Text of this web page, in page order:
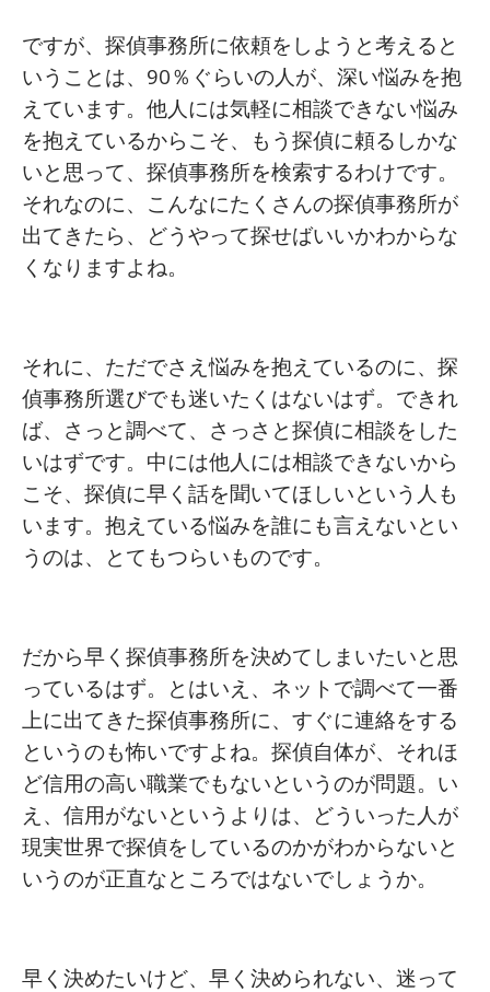
ですが、探偵事務所に依頼をしようと考えると
いうことは、90％ぐらいの人が、深い悩みを抱
えています。他人には気軽に相談できない悩み
を抱えているからこそ、もう探偵に頼るしかな
いと思って、探偵事務所を検索するわけです。
それなのに、こんなにたくさんの探偵事務所が
出てきたら、どうやって探せばいいかわからな
くなりますよね。
それに、ただでさえ悩みを抱えているのに、探
偵事務所選びでも迷いたくはないはず。できれ
ば、さっと調べて、さっさと探偵に相談をした
いはずです。中には他人には相談できないから
こそ、探偵に早く話を聞いてほしいという人も
います。抱えている悩みを誰にも言えないとい
うのは、とてもつらいものです。
だから早く探偵事務所を決めてしまいたいと思
っているはず。とはいえ、ネットで調べて一番
上に出てきた探偵事務所に、すぐに連絡をする
というのも怖いですよね。探偵自体が、それほ
ど信用の高い職業でもないというのが問題。い
え、信用がないというよりは、どういった人が
現実世界で探偵をしているのかがわからないと
いうのが正直なところではないでしょうか。
早く決めたいけど、早く決められない、迷って